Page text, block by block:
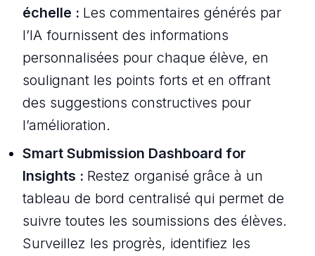
échelle : Les commentaires générés par
l’IA fournissent des informations
personnalisées pour chaque élève, en
soulignant les points forts et en offrant
des suggestions constructives pour
l’amélioration.
Smart Submission Dashboard for
Insights : Restez organisé grâce à un
tableau de bord centralisé qui permet de
suivre toutes les soumissions des élèves.
Surveillez les progrès, identifiez les